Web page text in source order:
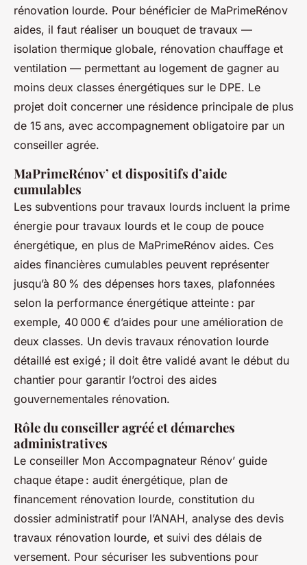
rénovation lourde. Pour bénéficier de MaPrimeRénov
aides, il faut réaliser un bouquet de travaux —
isolation thermique globale, rénovation chauffage et
ventilation — permettant au logement de gagner au
moins deux classes énergétiques sur le DPE. Le
projet doit concerner une résidence principale de plus
de 15 ans, avec accompagnement obligatoire par un
conseiller agrée.
MaPrimeRénov’ et dispositifs d’aide
cumulables
Les subventions pour travaux lourds incluent la prime
énergie pour travaux lourds et le coup de pouce
énergétique, en plus de MaPrimeRénov aides. Ces
aides financières cumulables peuvent représenter
jusqu’à 80 % des dépenses hors taxes, plafonnées
selon la performance énergétique atteinte : par
exemple, 40 000 € d’aides pour une amélioration de
deux classes. Un devis travaux rénovation lourde
détaillé est exigé ; il doit être validé avant le début du
chantier pour garantir l’octroi des aides
gouvernementales rénovation.
Rôle du conseiller agréé et démarches
administratives
Le conseiller Mon Accompagnateur Rénov’ guide
chaque étape : audit énergétique, plan de
financement rénovation lourde, constitution du
dossier administratif pour l’ANAH, analyse des devis
travaux rénovation lourde, et suivi des délais de
versement. Pour sécuriser les subventions pour